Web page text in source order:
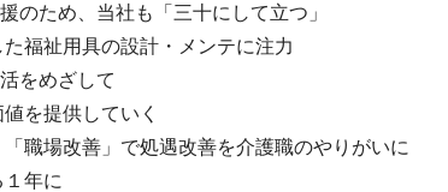
ため、当社も「三十にして立つ」
祉用具の設計・メンテに注力
をめざして
を提供していく
場改善」で処遇改善を介護職のやりがいに
年に